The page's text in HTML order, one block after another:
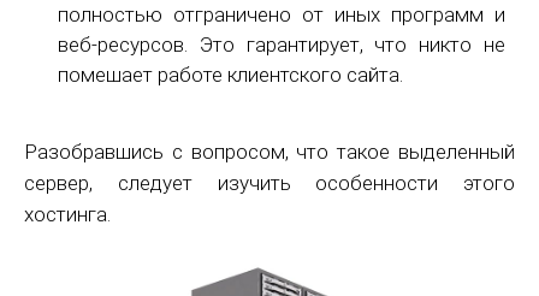
полностью отграничено от иных программ и
веб-ресурсов. Это гарантирует, что никто не
помешает работе клиентского сайта.
Разобравшись с вопросом, что такое выделенный
сервер, следует изучить особенности этого
хостинга.